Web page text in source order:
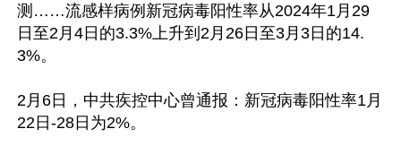
测……流感样病例新冠病毒阳性率从2024年1月29
日至2月4日的3.3%上升到2月26日至3月3日的14.
3%。
2月6日，中共疾控中心曾通报：新冠病毒阳性率1月
22日-28日为2%。